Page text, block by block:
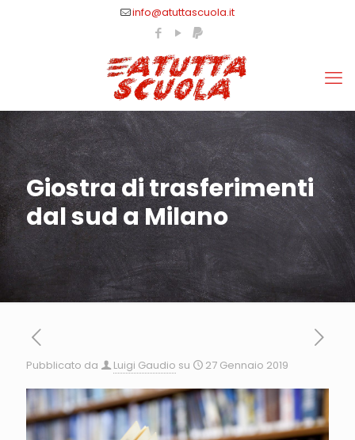
info@atuttascuola.it
Giostra di trasferimenti
dal sud a Milano
Pubblicato da Luigi Gaudio su 27 Gennaio 2019